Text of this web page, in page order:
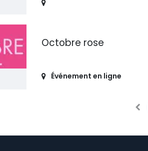
Octobre rose
Événement en ligne